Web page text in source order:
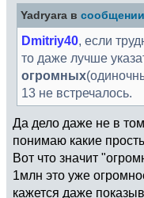
Yadryara в
Dmitriy40, если
то даже лучше
огромных
13 не встречалось.
Да дело даже не в
понимаю какие
Вот что значит
1млн это уже
кажется даже